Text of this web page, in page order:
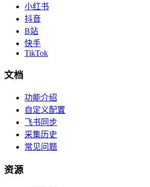
小红书
抖音
B站
快手
TikTok
文档
功能介绍
自定义配置
飞书同步
采集历史
常见问题
资源